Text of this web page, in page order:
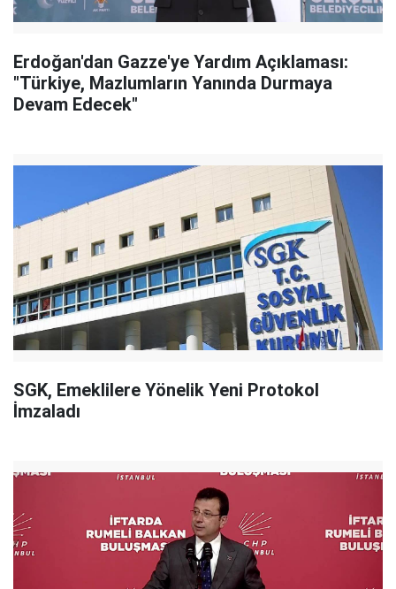
Erdoğan'dan Gazze'ye Yardım Açıklaması:
"Türkiye, Mazlumların Yanında Durmaya
Devam Edecek"
SGK, Emeklilere Yönelik Yeni Protokol
İmzaladı